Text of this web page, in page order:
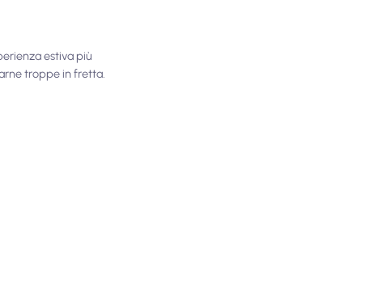
estiva più
troppe in fretta.